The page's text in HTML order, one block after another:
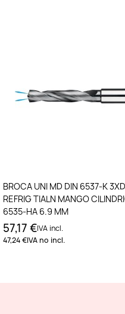
Añadir al
BROCA UNI MD DIN 6537-K
REFRIG TIALN MANGO
6535-HA 6.9 MM
57,17 €IVA incl.
47,24 €IVA no incl.